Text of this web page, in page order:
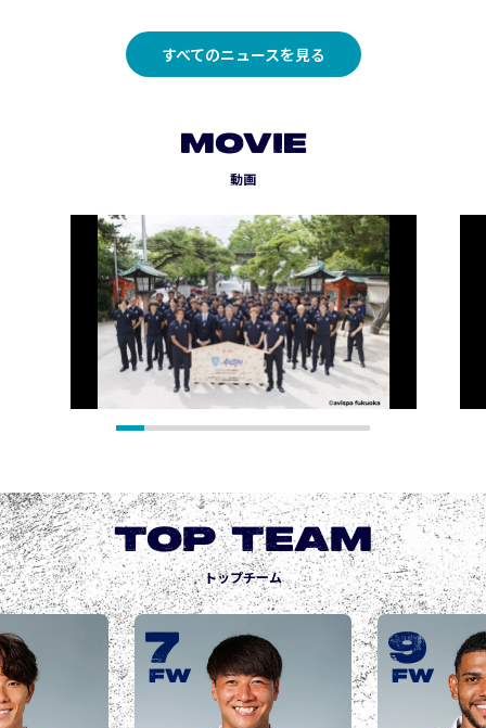
すべてのニュースを見る
MOVIE
動画
TOP TEAM
トップチーム
7
FW
9
FW